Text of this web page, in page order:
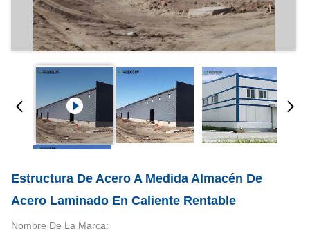
Estructura De Acero A Medida Almacén De
Acero Laminado En Caliente Rentable
Nombre De La Marca: